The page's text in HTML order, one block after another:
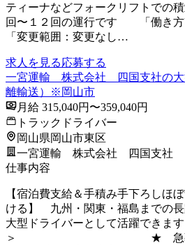
ティーナなどフォークリフトで
回〜１２回の運行です 「働き
「変更範囲：変更なし…
求人を見る応募する
一宮運輸 株式会社 四国支社の大
離輸送）※岡山市
月給 315,040円〜359,040円
トラックドライバー
岡山県岡山市東区
一宮運輸 株式会社 四国支社
仕事内容
【宿泊費支給＆手積み手下ろしほ
ける】 九州・関東・福島までの
大型ドライバーとして活躍できま
＞ ★ 急募 ★ ・